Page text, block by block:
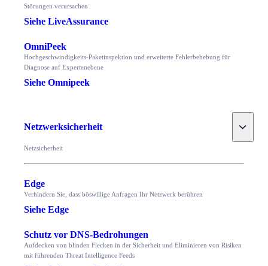
Störungen verursachen
Siehe LiveAssurance
OmniPeek
Hochgeschwindigkeits-Paketinspektion und erweiterte Fehlerbehebung für
Diagnose auf Expertenebene
Siehe Omnipeek
Netzwerksicherheit Toggle
Netzsicherheit
Edge
Verhindern Sie, dass böswillige Anfragen Ihr Netzwerk berühren
Siehe Edge
Schutz vor DNS-Bedrohungen
Aufdecken von blinden Flecken in der Sicherheit und Eliminieren von Risiken
mit führenden Threat Intelligence Feeds